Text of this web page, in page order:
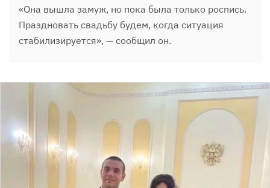
«Она вышла замуж, но пока была только роспись.
Праздновать свадьбу будем, когда ситуация
стабилизируется», — сообщил он.